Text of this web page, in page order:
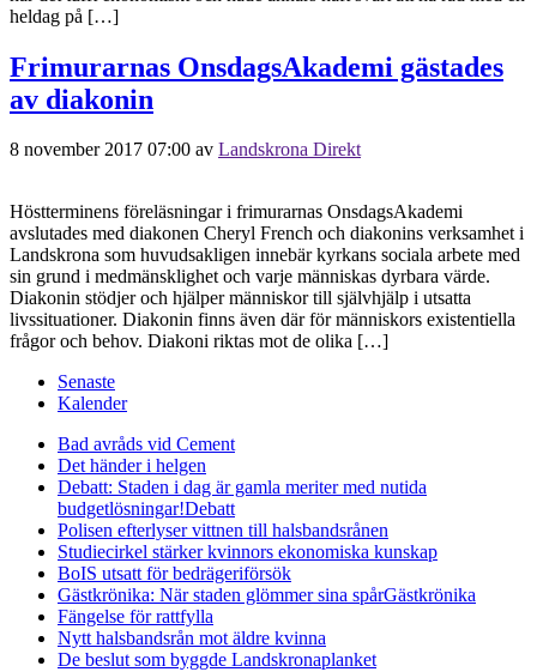
heldag på […]
Frimurarnas OnsdagsAkademi gästades
av diakonin
8 november 2017 07:00 av Landskrona Direkt
Höstterminens föreläsningar i frimurarnas OnsdagsAkademi
avslutades med diakonen Cheryl French och diakonins verksamhet i
Landskrona som huvudsakligen innebär kyrkans sociala arbete med
sin grund i medmänsklighet och varje människas dyrbara värde.
Diakonin stödjer och hjälper människor till självhjälp i utsatta
livssituationer. Diakonin finns även där för människors existentiella
frågor och behov. Diakoni riktas mot de olika […]
Senaste
Kalender
Bad avråds vid Cement
Det händer i helgen
Debatt: Staden i dag är gamla meriter med nutida
budgetlösningar!Debatt
Polisen efterlyser vittnen till halsbandsrånen
Studiecirkel stärker kvinnors ekonomiska kunskap
BoIS utsatt för bedrägeriförsök
Gästkrönika: När staden glömmer sina spårGästkrönika
Fängelse för rattfylla
Nytt halsbandsrån mot äldre kvinna
De beslut som byggde Landskronaplanket